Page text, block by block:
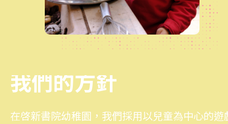
我們的方針
在啓新書院幼稚園，我們採用以兒童為中心的遊